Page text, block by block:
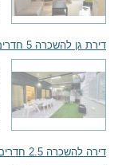
דירת גן להשכרה 5 חדרים 14,000₪ בחודש
דירה להשכרה 2.5 חדרים 5,800₪ בחודש